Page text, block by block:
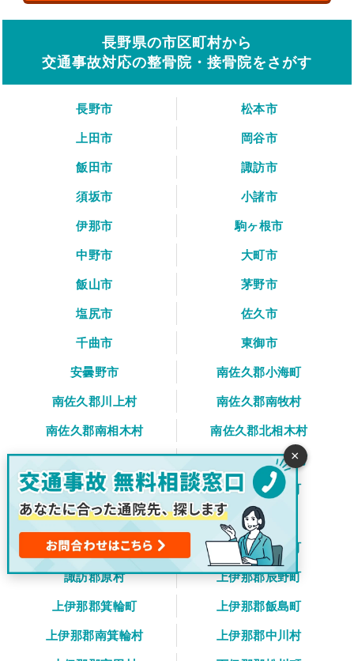
長野県の市区町村から
交通事故対応の整骨院・接骨院をさがす
長野市
松本市
上田市
岡谷市
飯田市
諏訪市
須坂市
小諸市
伊那市
駒ヶ根市
中野市
大町市
飯山市
茅野市
塩尻市
佐久市
千曲市
東御市
安曇野市
南佐久郡小海町
南佐久郡川上村
南佐久郡南牧村
南佐久郡南相木村
南佐久郡北相木村
南佐久郡佐久穂町
北佐久郡軽井沢町
北佐久郡御代田町
北佐久郡立科町
小県郡青木村
小県郡長和町
諏訪郡下諏訪町
諏訪郡富士見町
諏訪郡原村
上伊那郡辰野町
上伊那郡箕輪町
上伊那郡飯島町
上伊那郡南箕輪村
上伊那郡中川村
×